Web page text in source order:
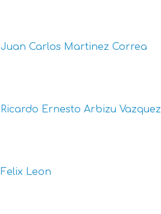
Juan Carlos Martinez Correa
Ricardo Ernesto Arbizu Vazquez
Felix Leon